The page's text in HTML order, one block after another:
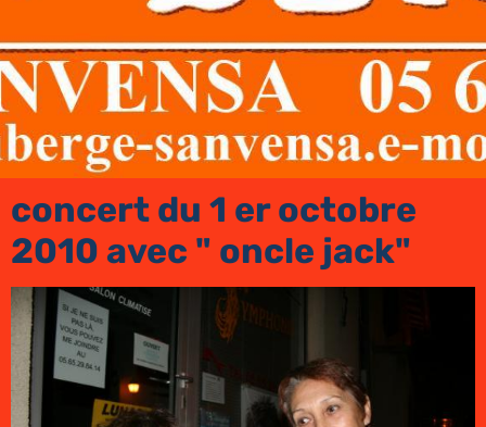
concert du 1 er octobre
2010 avec " oncle jack"